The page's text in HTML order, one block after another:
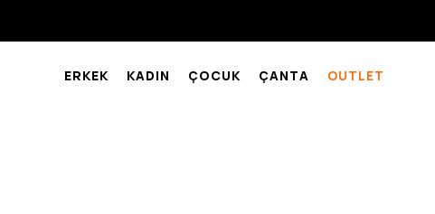
ERKEK KADIN ÇOCUK ÇANTA OUTLET